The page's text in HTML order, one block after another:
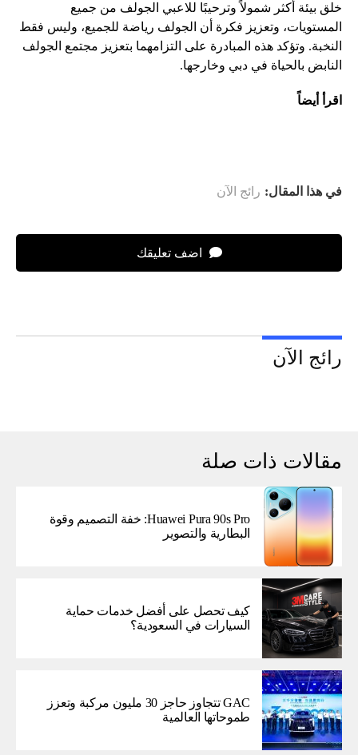
خلق بيئة أكثر شمولاً وترحيبًا للاعبي الجولف من جميع
المستويات، وتعزيز فكرة أن الجولف رياضة للجميع، وليس فقط
النخبة. وتؤكد هذه المبادرة على التزامهما بتعزيز مجتمع الجولف
النابض بالحياة في دبي وخارجها.
اقرأ أيضاً
في هذا المقال: رائج الآن
اضف تعليقك
رائج الآن
مقالات ذات صلة
Huawei Pura 90s Pro: خفة التصميم وقوة
البطارية والتصوير
كيف تحصل على أفضل خدمات حماية
السيارات في السعودية؟
GAC تتجاوز حاجز 30 مليون مركبة وتعزز
طموحاتها العالمية